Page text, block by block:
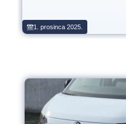
1. prosinca 2025.